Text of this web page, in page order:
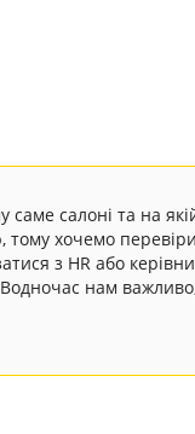
саме салоні та на
тому хочемо
з HR або
нам